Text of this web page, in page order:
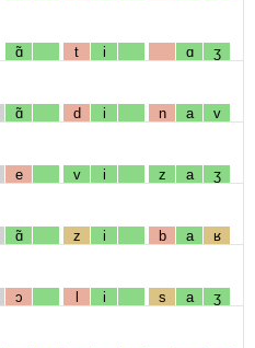
ɑ̃ t i ɑ ʒ
ɑ̃ d i n a v
e v i z a ʒ
ɑ̃ z i b a ʁ
ɔ l i s a ʒ